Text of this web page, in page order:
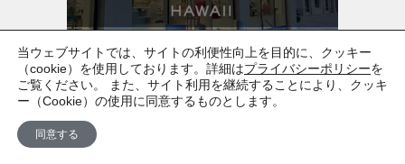
当ウェブサイトでは、サイトの利便性向上を目的に、クッキー
（cookie）を使用しております。詳細はプライバシーポリシーを
ご覧ください。 また、サイト利用を継続することにより、クッキ
ー（Cookie）の使用に同意するものとします。
同意する